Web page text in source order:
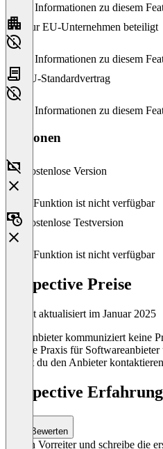
Keine Informationen zu diesem
Nur EU-Unternehmen beteiligt
Keine Informationen zu diesem
EU-Standardvertrag
Keine Informationen zu diesem
Versionen
Kostenlose Version
Diese Funktion ist nicht verfügbar
Kostenlose Testversion
Diese Funktion ist nicht verfügbar
Adspective Preise
Zuletzt aktualisiert im Januar 2025
Der Anbieter kommuniziert keine
übliche Praxis für
kannst du den Anbieter
Adspective
Bewerten
Sei ein Vorreiter und schreibe die